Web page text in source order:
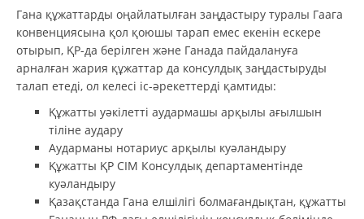
Гана құжаттарды оңайлатылған заңдастыру туралы Гаага
конвенциясына қол қоюшы тарап емес екенін ескере
отырып, ҚР-да берілген және Ганада пайдалануға
арналған жария құжаттар да консулдық заңдастыруды
талап етеді, ол келесі іс-әрекеттерді қамтиды:
Құжатты уәкілетті аудармашы арқылы ағылшын
тіліне аудару
Аударманы нотариус арқылы куәландыру
Құжатты ҚР СІМ Консулдық департаментінде
куәландыру
Қазақстанда Гана елшілігі болмағандықтан, құжатты